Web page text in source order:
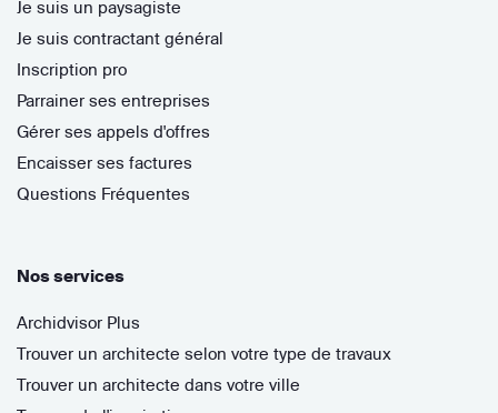
Je suis un paysagiste
Je suis contractant général
Inscription pro
Parrainer ses entreprises
Gérer ses appels d'offres
Encaisser ses factures
Questions Fréquentes
Nos services
Archidvisor Plus
Trouver un architecte selon votre type de travaux
Trouver un architecte dans votre ville